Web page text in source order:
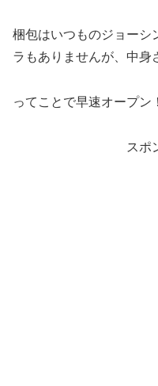
梱包はいつものジョーシ
ラもありませんが、中身
ってことで早速オープン！
スポ